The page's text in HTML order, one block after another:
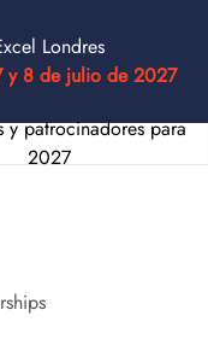
Londres
y 8 de julio de 2027
y patrocinadores para
2027